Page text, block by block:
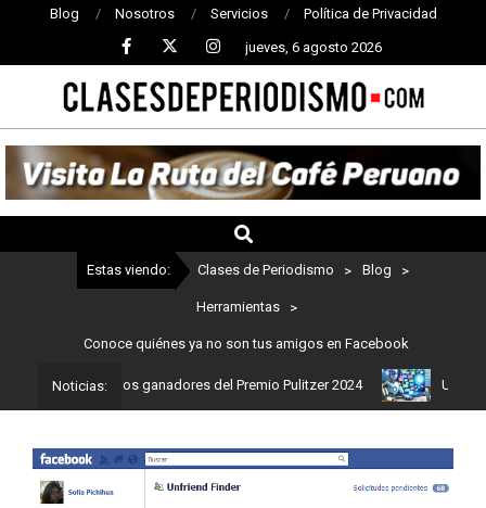
Blog Nosotros Servicios Política de Privacidad
jueves, 6 agosto 2026
CLASES
DE
PERIODISMO
Estas viendo: Clases de Periodismo > Blog >
Herramientas >
Conoce quiénes ya no son tus amigos en Facebook
Noticias:
Estos son los ganadores del Premio Pulitzer 2024 Usuarios